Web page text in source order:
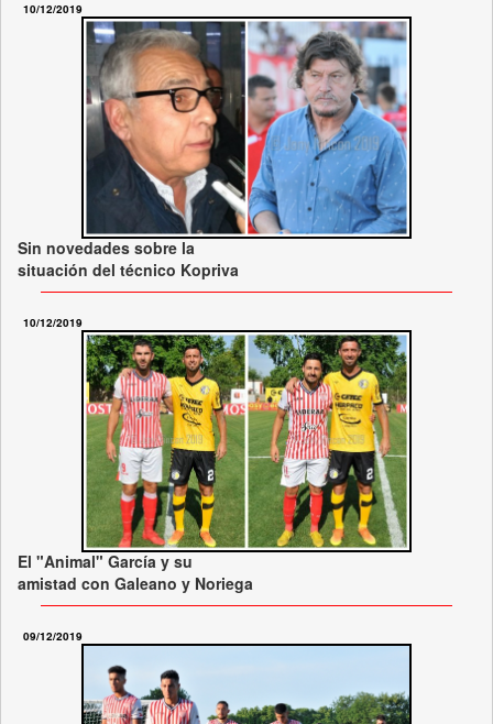
10/12/2019
Sin novedades sobre la
situación del técnico Kopriva
10/12/2019
El "Animal" García y su
amistad con Galeano y Noriega
09/12/2019